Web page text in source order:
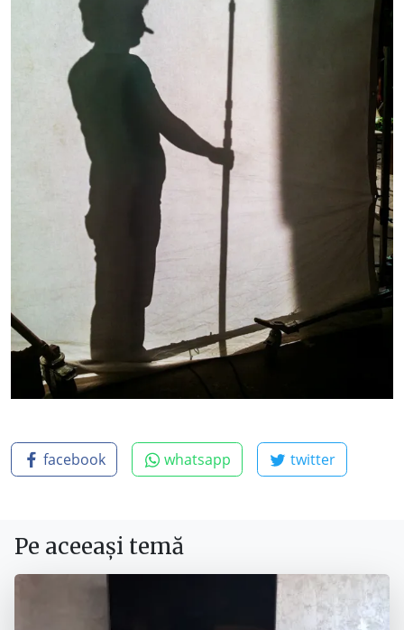
facebook whatsapp twitter
Pe aceeași temă